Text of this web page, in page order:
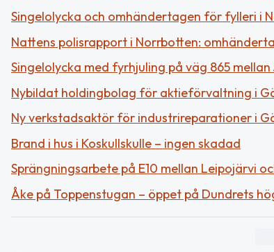
Singelolycka och omhändertagen för fylleri i
Nattens polisrapport i Norrbotten:
Singelolycka med fyrhjuling på väg 865
Nybildat holdingbolag för aktieförvaltning i
Ny verkstadsaktör för industrireparationer i
Brand i hus i Koskullskulle – ingen skadad
Sprängningsarbete på E10 mellan Leipojärvi
Åke på Toppenstugan – öppet på Dundrets